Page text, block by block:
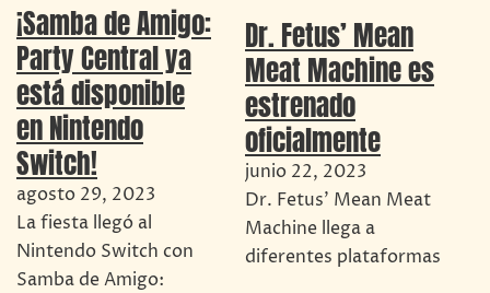
¡Samba de Amigo:
Party Central ya
está disponible
en Nintendo
Switch!
agosto 29, 2023
La fiesta llegó al
Nintendo Switch con
Samba de Amigo:
Dr. Fetus’ Mean
Meat Machine es
estrenado
oficialmente
junio 22, 2023
Dr. Fetus' Mean Meat
Machine llega a
diferentes plataformas